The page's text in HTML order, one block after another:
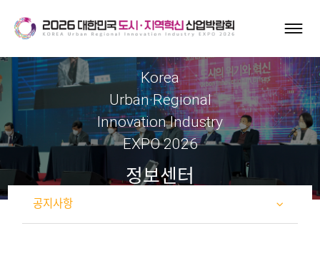
Korea
Urban·Regional
Innovation Industry
EXPO 2026
정보센터
공지사항